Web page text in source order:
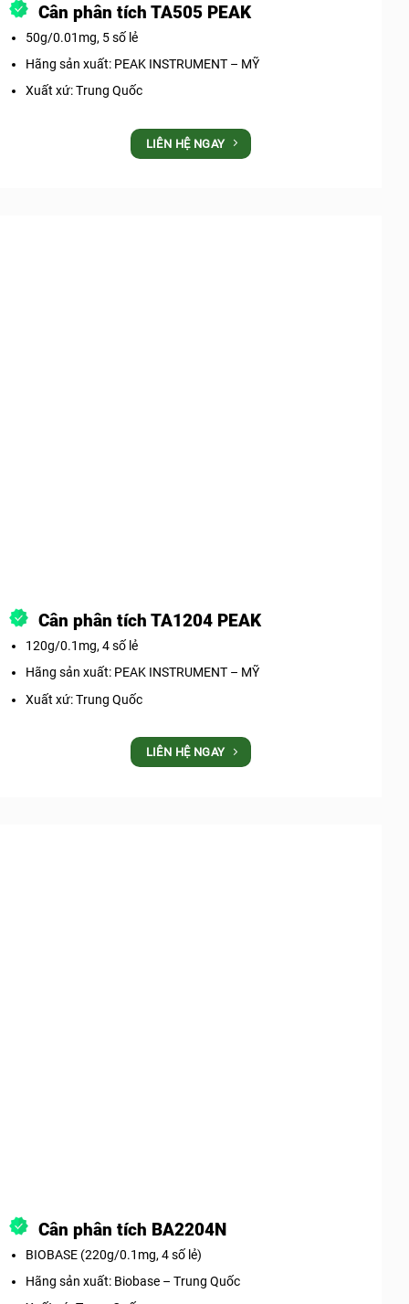
Cân phân tích TA505 PEAK
50g/0.01mg, 5 số lẻ
Hãng sản xuất: PEAK INSTRUMENT – MỸ
Xuất xứ: Trung Quốc
LIÊN HỆ NGAY
Cân phân tích TA1204 PEAK
120g/0.1mg, 4 số lẻ
Hãng sản xuất: PEAK INSTRUMENT – MỸ
Xuất xứ: Trung Quốc
LIÊN HỆ NGAY
Cân phân tích BA2204N
BIOBASE (220g/0.1mg, 4 số lẻ)
Hãng sản xuất: Biobase – Trung Quốc